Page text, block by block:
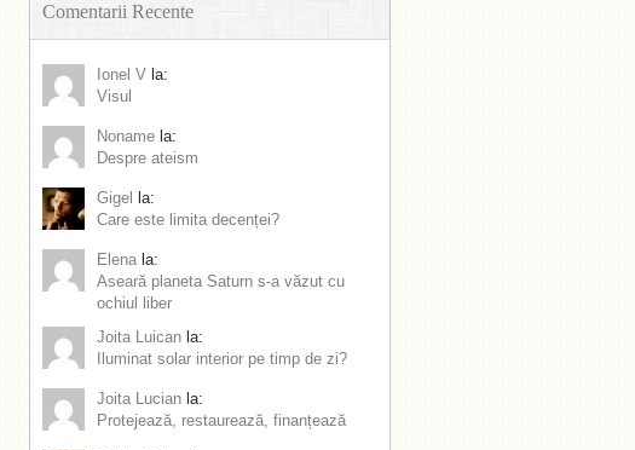
Comentarii Recente
Ionel V la:
Visul
Noname la:
Despre ateism
Gigel
la:
Care este limita decenței?
Elena la:
Aseară planeta Saturn s-a văzut cu
ochiul liber
Joita Luican la:
Iluminat solar interior pe timp de zi?
Joita Lucian la:
Protejează, restaurează, finanțează